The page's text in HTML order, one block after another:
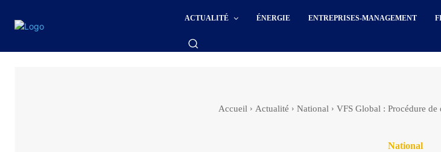
ACTUALITÉ ÉNERGIE ENTREPRISES-MANAGEMENT
Accueil Actualité National VFS Global : Procédure de
National